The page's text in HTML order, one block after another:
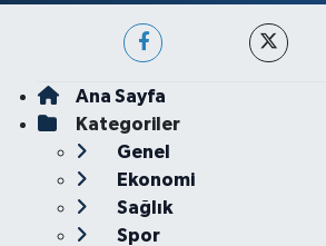
Ana Sayfa
Kategoriler
Genel
Ekonomi
Sağlık
Spor